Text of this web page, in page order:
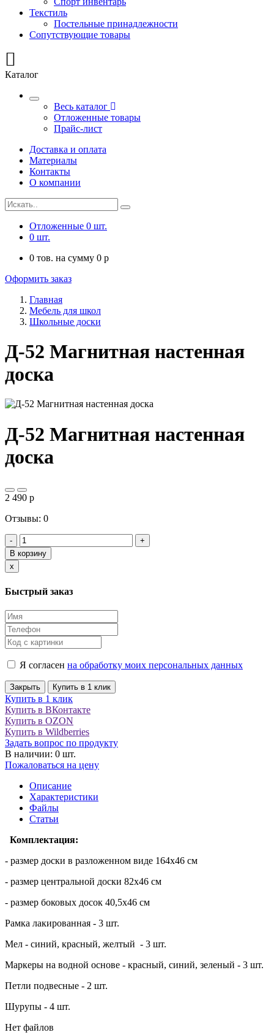
Текстиль
Постельные принадлежности
Сопутствующие товары
Каталог
Весь каталог
Отложенные товары
Прайс-лист
Доставка и оплата
Материалы
Контакты
О компании
Отложенные 0 шт.
0 шт.
0 тов. на сумму 0 p
Оформить заказ
Главная
Мебель для школ
Школьные доски
Д-52 Магнитная настенная
доска
Д-52 Магнитная настенная
доска
2 490 p
Отзывы: 0
-
+
В корзину
x
Быстрый заказ
Я согласен на обработку моих персональных данных
Закрыть Купить в 1 клик
Купить в 1 клик
Купить в ВКонтакте
Купить в OZON
Купить в Wildberries
Задать вопрос по продукту
В наличии: 0 шт.
Пожаловаться на цену
Описание
Характеристики
Файлы
Статьи
Комплектация:
- размер доски в разложенном виде 164х46 см
- размер центральной доски 82х46 см
- размер боковых досок 40,5х46 см
Рамка лакированная - 3 шт.
Мел - синий, красный, желтый - 3 шт.
Маркеры на водной основе - красный, синий, зеленый - 3 шт.
Петли подвесные - 2 шт.
Шурупы - 4 шт.
Нет файлов